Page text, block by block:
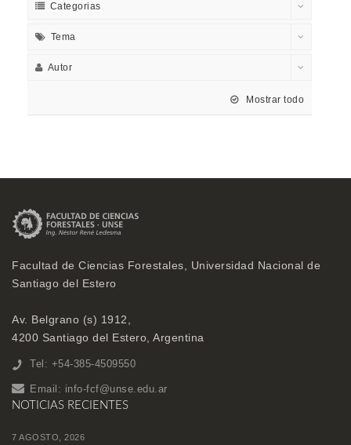
Categorias
Tema
Autor
Mostrar todo
Facultad de Ciencias Forestales, Universidad Nacional de
Santiago del Estero
Av. Belgrano (s) 1912,
4200 Santiago del Estero, Argentina
Tel: +54-385-4509550
Email: info-fcf@unse.edu.ar
NOTICIAS RECIENTES
7 AGOSTO, 2026